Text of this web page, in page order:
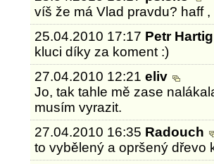
víš že má Vlad pravdu? haff ,
25.04.2010 17:17 Petr Hartig
kluci díky za koment :)
27.04.2010 12:21eliv
Jo, tak tahle mě zase
musím vyrazit.
27.04.2010 16:35 Radouch
to vybělený a opršený dřevo